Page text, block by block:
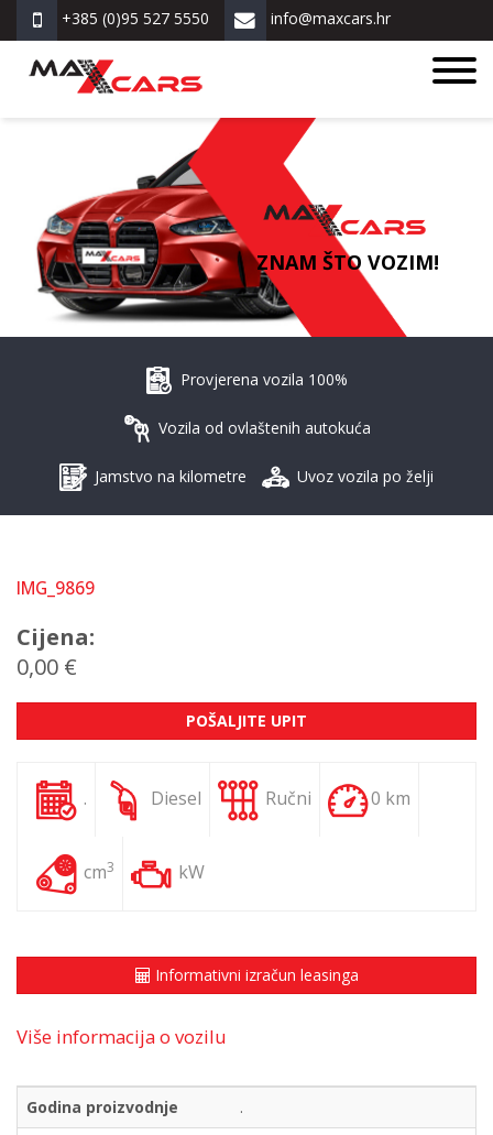
+385 (0)95 527 5550 info@maxcars.hr
ZNAM ŠTO VOZIM!
Provjerena vozila 100%
Vozila od ovlaštenih autokuća
Jamstvo na kilometre Uvoz vozila po želji
IMG_9869
Cijena:
0,00 €
POŠALJITE UPIT
. Diesel Ručni 0 km
cm3 kW
Informativni izračun leasinga
Više informacija o vozilu
Godina proizvodnje
.